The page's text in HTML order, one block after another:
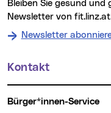
Bleiben Sie gesund
Newsletter von
Newsletter
Kontakt
Bürger*innen-Service